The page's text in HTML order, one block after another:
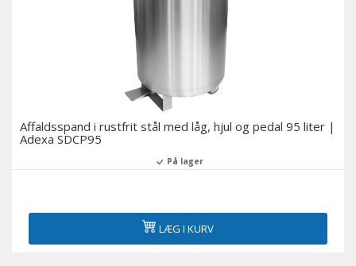
Affaldsspand i rustfrit stål med låg, hjul og pedal 95 liter |
Adexa SDCP95
På lager
LÆG I KURV